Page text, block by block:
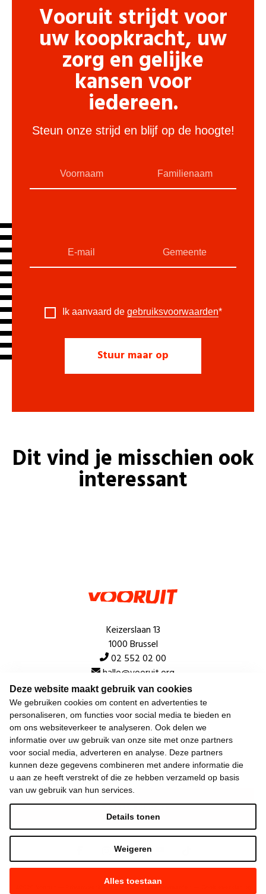
Deze website maakt gebruik van cookies
We gebruiken cookies om content en advertenties te
personaliseren, om functies voor social media te bieden en
om ons websiteverkeer te analyseren. Ook delen we
informatie over uw gebruik van onze site met onze partners
voor social media, adverteren en analyse. Deze partners
kunnen deze gegevens combineren met andere informatie die
u aan ze heeft verstrekt of die ze hebben verzameld op basis
van uw gebruik van hun services.
Alles toestaan
Weigeren
Details tonen
Vooruit strijdt voor
uw koopkracht, uw
zorg en gelijke
kansen voor
iedereen.
Steun onze strijd en blijf op de hoogte!
Ik aanvaard de gebruiksvoorwaarden*
Dit vind je misschien ook
interessant
Keizerslaan 13
1000 Brussel
02 552 02 00
hallo@vooruit.org
Snel
Over de beweging
Algemeen
Laatste nieuws